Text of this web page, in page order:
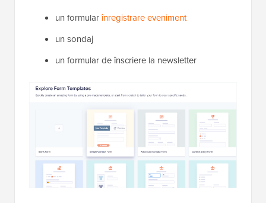
un formularînregistrare eveniment
un sondaj
un formular de înscriere la newsletter